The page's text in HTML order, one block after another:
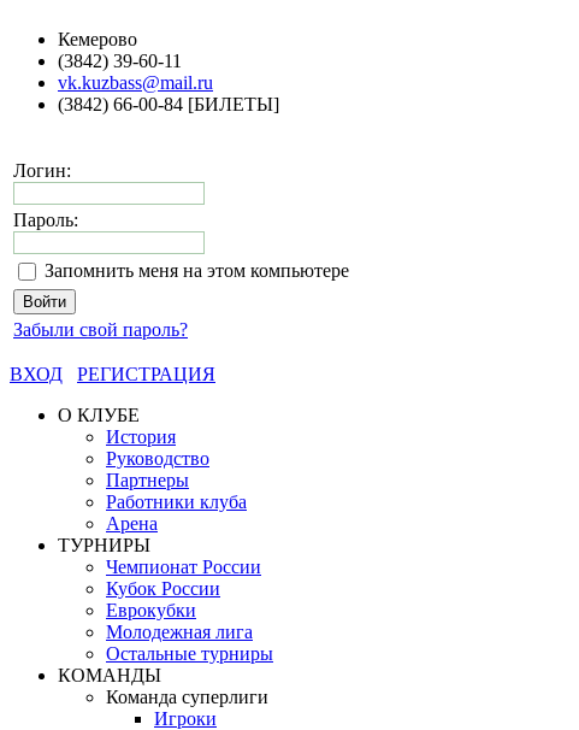
Кемерово
(3842) 39-60-11
vk.kuzbass@mail.ru
(3842) 66-00-84 [БИЛЕТЫ]
Логин:
Пароль:
Запомнить меня на этом компьютере
Забыли свой пароль?
ВХОД
РЕГИСТРАЦИЯ
О КЛУБЕ
История
Руководство
Партнеры
Работники клуба
Арена
ТУРНИРЫ
Чемпионат России
Кубок России
Еврокубки
Молодежная лига
Остальные турниры
КОМАНДЫ
Команда суперлиги
Игроки